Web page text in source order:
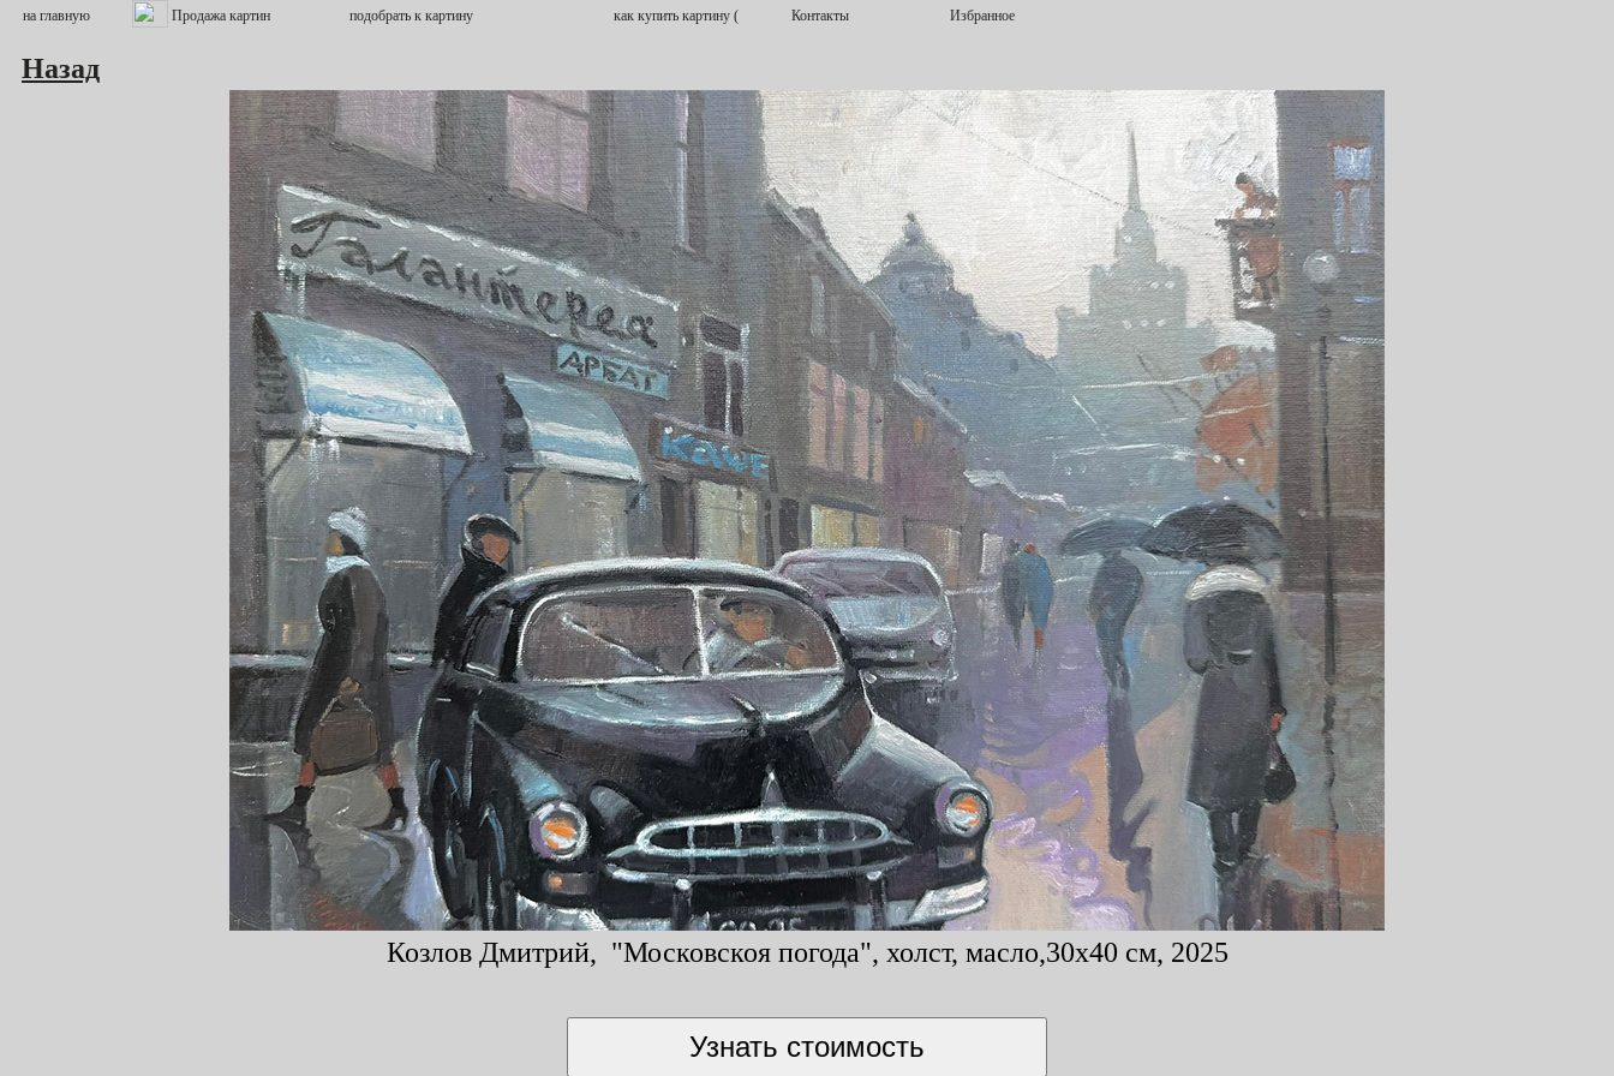
Назад
Козлов Дмитрий, "Московскоя погода", холст, масло,30x40 см, 2025